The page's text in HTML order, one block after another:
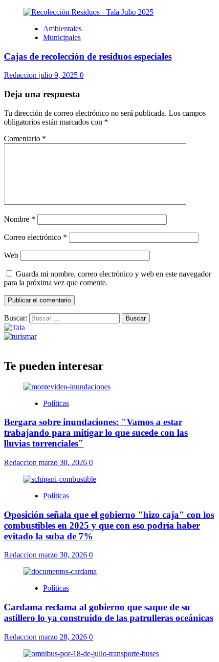
Ambientales
Municipales
Cajas de recolección de residuos especiales
Redaccion julio 9, 2025 0
Deja una respuesta
Tu dirección de correo electrónico no será publicada. Los campos
obligatorios están marcados con *
Comentario *
Nombre *
Correo electrónico *
Web
Guarda mi nombre, correo electrónico y web en este navegador
para la próxima vez que comente.
Buscar:
Te pueden interesar
Políticas
Bergara sobre inundaciones: "Vamos a estar
trabajando para mitigar lo que sucede con las
lluvias torrenciales"
Redaccion marzo 30, 2026 0
Políticas
Oposición señala que el gobierno "hizo caja" con los
combustibles en 2025 y que con eso podría haber
evitado la suba de 7%
Redaccion marzo 30, 2026 0
Políticas
Cardama reclama al gobierno que saque de su
astillero lo ya construido de las patrulleras oceánicas
Redaccion marzo 28, 2026 0